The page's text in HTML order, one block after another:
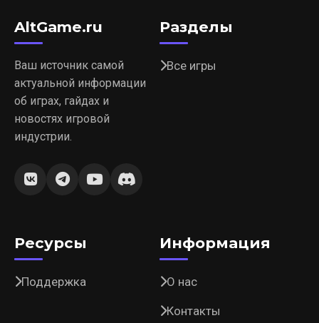
AltGame.ru
Ваш источник самой
актуальной информации
об играх, гайдах и
новостях игровой
индустрии.
Разделы
Все игры
Ресурсы
Поддержка
Информация
О нас
Контакты